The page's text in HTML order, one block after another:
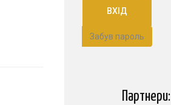
Забув пароль
Партнери: